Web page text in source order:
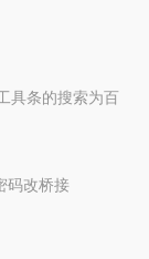
s
具条的搜索为百
码改桥接